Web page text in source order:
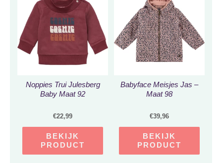
Noppies Trui Julesberg
Baby Maat 92
€22,99
BEKIJK
PRODUCT
Babyface Meisjes Jas –
Maat 98
€39,96
BEKIJK
PRODUCT